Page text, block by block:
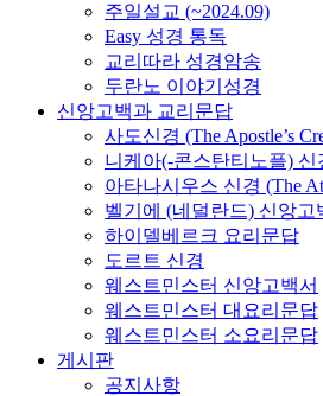
주일설교 (~2024.09)
Easy 성경 통독
교리따라 성경암송
두란노 이야기성경
신앙고백과 교리문답
사도신경 (The Apostle’s
니케아(-콘스탄티노플) 신
아타나시우스 신경 (The
벨기에 (네덜란드) 신앙고
하이델베르크 요리문답
도르트 신경
웨스트민스터 신앙고백서
웨스트민스터 대요리문답
웨스트민스터 소요리문답
게시판
공지사항